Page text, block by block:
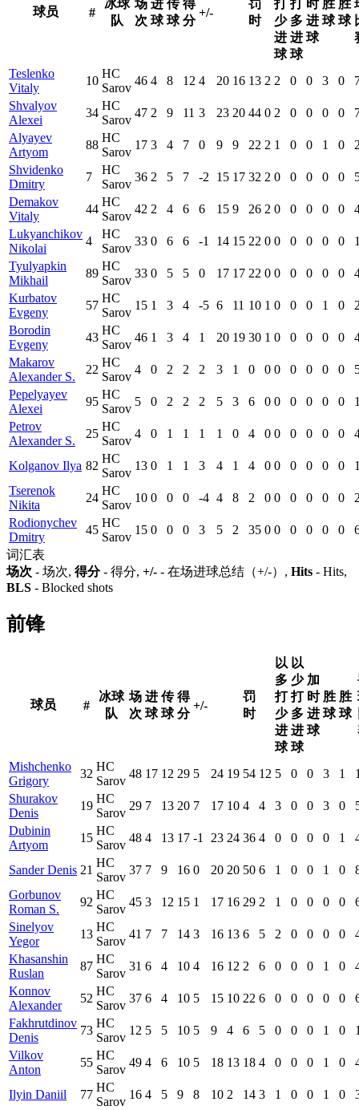
球员 #
冰球
队
场
次
进
球
传
球
得
分
+/-
罚
时
打
少
进
球
打
多
进
球
时
进
球
胜
球
胜
球
Teslenko
Vitaly
10
HC
Sarov
46 4 8 12 4 20 16 13 2 2 0 0 3 0
Shvalyov
Alexei
34
HC
Sarov
47 2 9 11 3 23 20 44 0 2 0 0 0 0
Alyayev
Artyom
88
HC
Sarov
17 3 4 7 0 9 9 22 2 1 0 0 1 0
Shvidenko
Dmitry
7
HC
Sarov
36 2 5 7 -2 15 17 32 2 0 0 0 0 0
Demakov
Vitaly
44
HC
Sarov
42 2 4 6 6 15 9 26 2 0 0 0 0 0
Lukyanchikov
Nikolai
4
HC
Sarov
33 0 6 6 -1 14 15 22 0 0 0 0 0 0
Tyulyapkin
Mikhail
89
HC
Sarov
33 0 5 5 0 17 17 22 0 0 0 0 0 0
Kurbatov
Evgeny
57
HC
Sarov
15 1 3 4 -5 6 11 10 1 0 0 0 1 0
Borodin
Evgeny
43
HC
Sarov
46 1 3 4 1 20 19 30 1 0 0 0 0 0
Makarov
Alexander S.
22
HC
Sarov
4 0 2 2 2 3 1 0 0 0 0 0 0 0
Pepelyayev
Alexei
95
HC
Sarov
5 0 2 2 2 5 3 6 0 0 0 0 0 0
Petrov
Alexander S.
25
HC
Sarov
4 0 1 1 1 1 0 4 0 0 0 0 0 0
Kolganov Ilya 82
HC
Sarov
13 0 1 1 3 4 1 4 0 0 0 0 0 0
Tserenok
Nikita
24
HC
Sarov
10 0 0 0 -4 4 8 2 0 0 0 0 0 0
Rodionychev
Dmitry
45
HC
Sarov
15 0 0 0 3 5 2 35 0 0 0 0 0 0
词汇表
场次 - 场次, 得分- 得分, +/- - 在场进球总结（+/-）, Hits - Hits,
BLS - Blocked shots
前锋
球员 #
冰球
队
场
次
进
球
传
球
得
分
+/-
罚
时
以
多
打
少
进
球
以
少
打
多
进
球
加
时
进
球
胜
球
胜
球
Mishchenko
Grigory
32
HC
Sarov
48 17 12 29 5 24 19 54 12 5 0 0 3 1
Shurakov
Denis
19
HC
Sarov
29 7 13 20 7 17 10 4 4 3 0 0 3 0
Dubinin
Artyom
15
HC
Sarov
48 4 13 17 -1 23 24 36 4 0 0 0 0 1
Sander Denis 21
HC
Sarov
37 7 9 16 0 20 20 50 6 1 0 0 1 0
Gorbunov
Roman S.
92
HC
Sarov
45 3 12 15 1 17 16 29 2 1 0 0 0 0
Sinelyov
Yegor
13
HC
Sarov
41 7 7 14 3 16 13 6 5 2 0 0 0 0
Khasanshin
Ruslan
87
HC
Sarov
31 6 4 10 4 16 12 2 6 0 0 0 1 0
Konnov
Alexander
52
HC
Sarov
37 6 4 10 5 15 10 22 6 0 0 0 0 0
Fakhrutdinov
Denis
73
HC
Sarov
12 5 5 10 5 9 4 6 5 0 0 0 1 0
Vilkov
Anton
55
HC
Sarov
49 4 6 10 5 18 13 18 4 0 0 0 1 0
Ilyin Daniil 77
HC
Sarov
16 4 5 9 8 10 2 14 3 1 0 0 1 0